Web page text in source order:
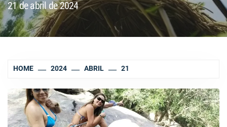
21 de abril de 2024
HOME 2024 ABRIL 21